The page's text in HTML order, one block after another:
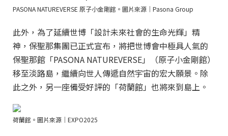
PASONA NATUREVERSE 原子小金剛館。圖片來源｜Pasona Group
此外，為了延續世博「設計未來社會的生命光輝」精
神，保聖那集團已正式宣布，將把世博會中極具人氣的
保聖那館「PASONA NATUREVERSE」（原子小金剛館）
移至淡路島，繼續向世人傳遞自然宇宙的宏大願景。除
此之外，另一座備受好評的「荷蘭館」也將來到島上。
荷蘭館。圖片來源｜EXPO2025